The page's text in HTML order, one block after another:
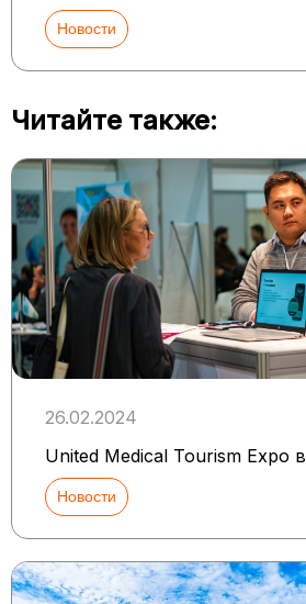
Новости
Читайте также:
26.02.2024
United Medical Tourism Expo
Новости